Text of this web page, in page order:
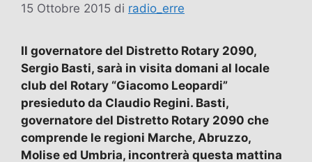
15 Ottobre 2015 di radio_erre
Il governatore del Distretto Rotary 2090,
Sergio Basti, sarà in visita domani al locale
club del Rotary “Giacomo Leopardi”
presieduto da Claudio Regini. Basti,
governatore del Distretto Rotary 2090 che
comprende le regioni Marche, Abruzzo,
Molise ed Umbria, incontrerà questa mattina